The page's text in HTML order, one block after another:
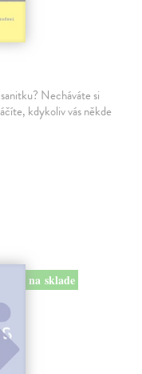
Necháváte si
kdykoliv vás někde
na sklade